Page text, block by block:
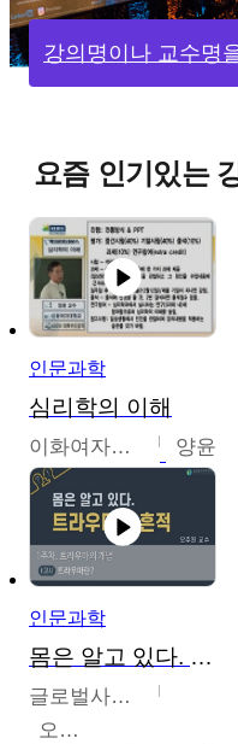
강의명이나 교수명
요즘 인기있는
인문과학
심리학의 이해
이화여자대학교 양윤
인문과학
몸은 알고 있다. 트라우마의 흔적
글로벌사이버대학교
오주원